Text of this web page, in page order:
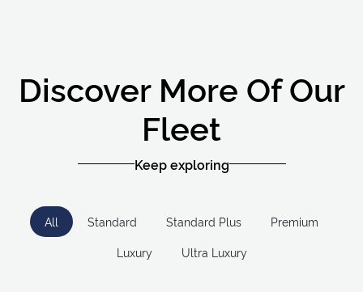
Discover More Of Our
Fleet
Keep exploring
All Standard Standard Plus
Premium
Luxury
Ultra Luxury